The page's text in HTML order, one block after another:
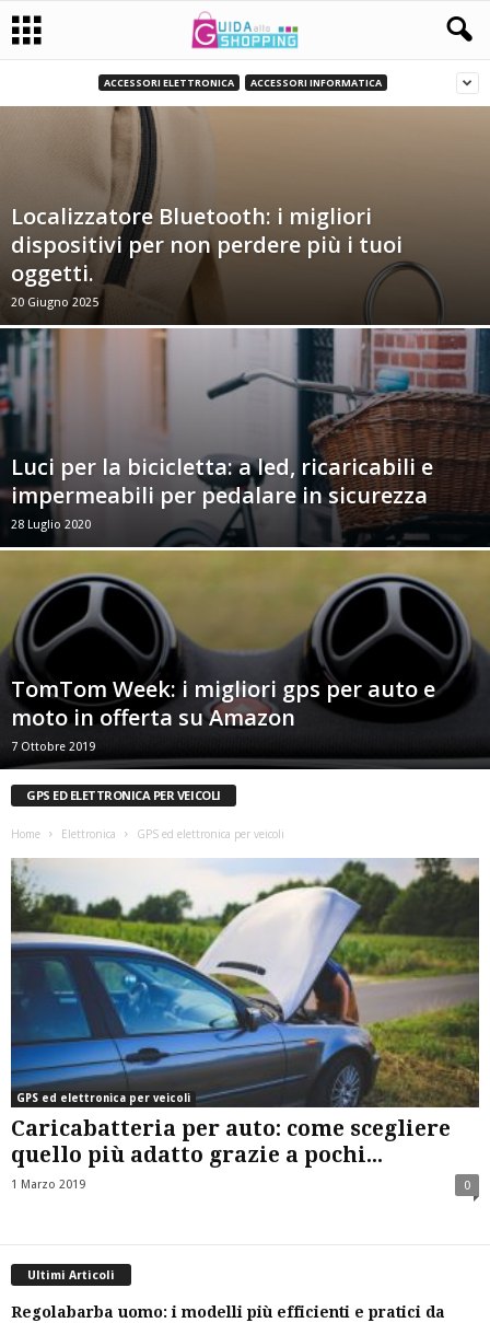
ACCESSORI ELETTRONICA ACCESSORI INFORMATICA
Localizzatore Bluetooth: i migliori
dispositivi per non perdere più i tuoi
oggetti.
20 Giugno 2025
Luci per la bicicletta: a led, ricaricabili e
impermeabili per pedalare in sicurezza
28 Luglio 2020
TomTom Week: i migliori gps per auto e
moto in offerta su Amazon
7 Ottobre 2019
GPS ED ELETTRONICA PER VEICOLI
Home Elettronica GPS ed elettronica per veicoli
GPS ed elettronica per veicoli
Caricabatteria per auto: come scegliere
quello più adatto grazie a pochi...
1 Marzo 2019 0
Ultimi Articoli
Regolabarba uomo: i modelli più efficienti e pratici da